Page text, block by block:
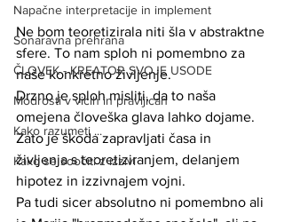
Napačne interpretacije in implement
Sonaravna prehrana
ČLOVEK - KREATOR SVOJE USODE
Modrosti v vicih in pravljicah
Kako razumeti ...
Kako se soočiti z izzivi
Ne bom teoretizirala niti šla v abstraktne
sfere. To nam sploh ni pomembno za
naše konkretno življenje.
Drzno je sploh misliti, da to naša
omejena človeška glava lahko dojame.
Zato je škoda zapravljati časa in
življenja s teoretiziranjem, delanjem
hipotez in izzivnajem vojni.
Pa tudi sicer absolutno ni pomembno ali